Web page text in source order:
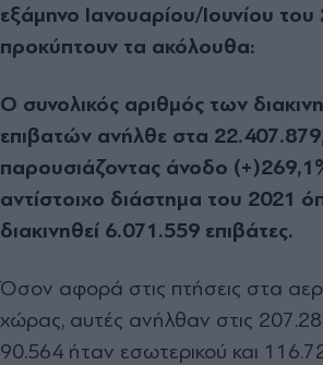
εξάμηνο Ιανουαρίου/Ιουνίου του
προκύπτουν τα ακόλουθα:
Ο συνολικός αριθμός των
επιβατών ανήλθε στα
παρουσιάζοντας άνοδο
αντίστοιχο διάστημα του 2021
διακινηθεί 6.071.559 επιβάτες.
Όσον αφορά στις πτήσεις στα
χώρας, αυτές ανήλθαν στις
90.564 ήταν εσωτερικού και